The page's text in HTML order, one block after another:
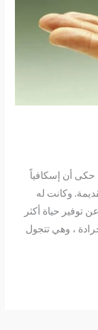
حكى أن إسكافياً
وكانت له
توفير حياة أكثر
، وهي تتجول